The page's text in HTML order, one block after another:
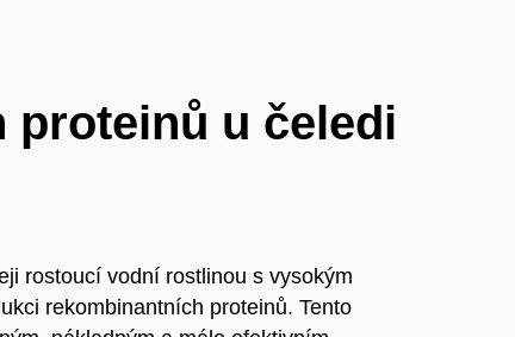
u čeledi
rostoucí vodní rostlinou s vysokým
rekombinantních proteinů. Tento